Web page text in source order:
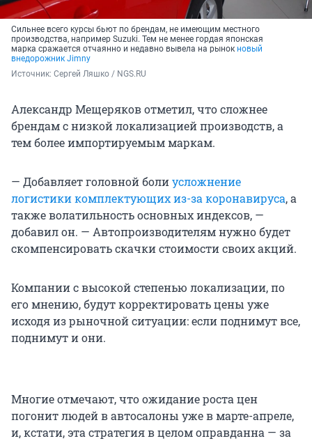
Сильнее всего курсы бьют по брендам, не имеющим местного
производства, например Suzuki. Тем не менее гордая японская
марка сражается отчаянно и недавно вывела на рынок новый
внедорожник Jimny
Источник: Сергей Ляшко / NGS.RU
Александр Мещеряков отметил, что сложнее
брендам с низкой локализацией производств, а
тем более импортируемым маркам.
— Добавляет головной болиусложнение
логистики комплектующих из-за коронавируса, а
также волатильность основных индексов, —
добавил он. — Автопроизводителям нужно будет
скомпенсировать скачки стоимости своих акций.
Компании с высокой степенью локализации, по
его мнению, будут корректировать цены уже
исходя из рыночной ситуации: если поднимут все,
поднимут и они.
Многие отмечают, что ожидание роста цен
погонит людей в автосалоны уже в марте-апреле,
и, кстати, эта стратегия в целом оправданна — за